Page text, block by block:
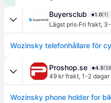
Buyersclub 1.0(1)
Lägst pris·Fri frakt,
Proshop.se 4.5
49 kr frakt, 1-2 dagar